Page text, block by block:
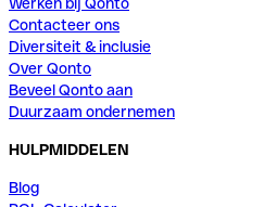
Werken bij Qonto
Contacteer ons
Diversiteit & inclusie
Over Qonto
Beveel Qonto aan
Duurzaam ondernemen
HULPMIDDELEN
Blog